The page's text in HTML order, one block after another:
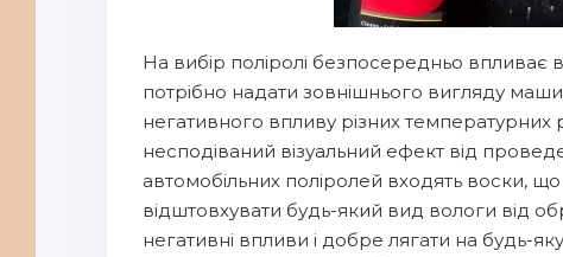
На вибір поліролі безпосередньо впливає
потрібно надати зовнішнього вигляду
негативного впливу різних
несподіваний візуальний ефект від
автомобільних поліролей входять воски,
відштовхувати будь-який вид вологи від
негативні впливи і добре лягати на будь-